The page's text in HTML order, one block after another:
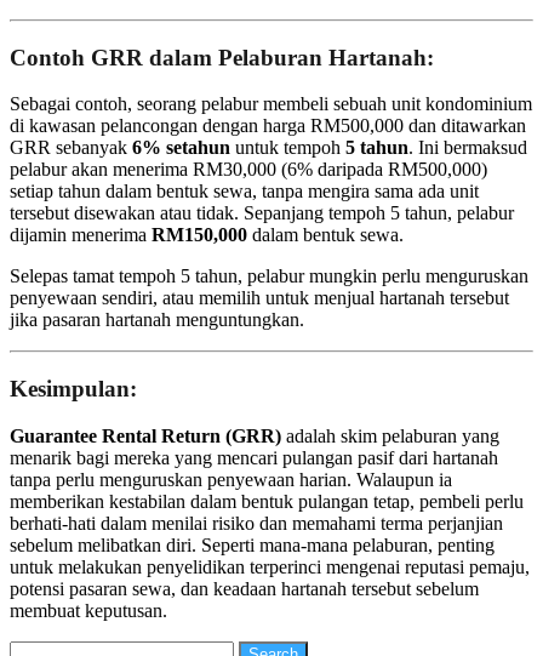
Contoh GRR dalam Pelaburan Hartanah:
Sebagai contoh, seorang pelabur membeli sebuah unit kondominium
di kawasan pelancongan dengan harga RM500,000 dan ditawarkan
GRR sebanyak 6% setahun untuk tempoh 5 tahun. Ini bermaksud
pelabur akan menerima RM30,000 (6% daripada RM500,000)
setiap tahun dalam bentuk sewa, tanpa mengira sama ada unit
tersebut disewakan atau tidak. Sepanjang tempoh 5 tahun, pelabur
dijamin menerima RM150,000 dalam bentuk sewa.
Selepas tamat tempoh 5 tahun, pelabur mungkin perlu menguruskan
penyewaan sendiri, atau memilih untuk menjual hartanah tersebut
jika pasaran hartanah menguntungkan.
Kesimpulan:
Guarantee Rental Return (GRR) adalah skim pelaburan yang
menarik bagi mereka yang mencari pulangan pasif dari hartanah
tanpa perlu menguruskan penyewaan harian. Walaupun ia
memberikan kestabilan dalam bentuk pulangan tetap, pembeli perlu
berhati-hati dalam menilai risiko dan memahami terma perjanjian
sebelum melibatkan diri. Seperti mana-mana pelaburan, penting
untuk melakukan penyelidikan terperinci mengenai reputasi pemaju,
potensi pasaran sewa, dan keadaan hartanah tersebut sebelum
membuat keputusan.